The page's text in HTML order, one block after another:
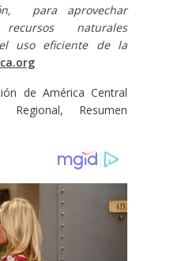
para aprovechar
naturales
uso eficiente de la
de América Central
Regional, Resumen